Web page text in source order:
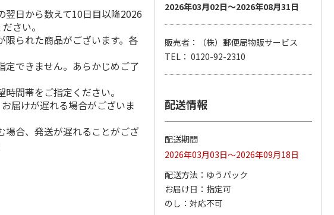
店
北海道名店の味ラー
＜お中元＞喜多方ラ
札幌西山ラーメン
4.7
（3）
1,950円
(送料・税込)
食
日から数えて10日目以降2026
さい。
られた商品がございます。各
できません。あらかじめご了
間帯をご指定ください。
届けが遅れる場合がございま
合、発送が遅れることがござ
2026年03月02日～2026年08月31日
販売者：（株）郵便局物販サービス
TEL： 0120-92-2310
配送情報
配送期間
2026年03月03日～2026年09月18日
配送方法
ゆうパック
お届け日
指定可
のし
対応不可